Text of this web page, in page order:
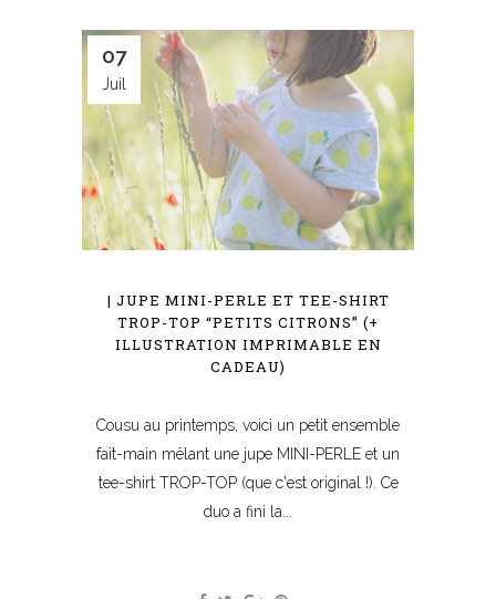
07
Juil
| JUPE MINI-PERLE ET TEE-SHIRT
TROP-TOP “PETITS CITRONS” (+
ILLUSTRATION IMPRIMABLE EN
CADEAU)
Cousu au printemps, voici un petit ensemble
fait-main mêlant une jupe MINI-PERLE et un
tee-shirt TROP-TOP (que c'est original !). Ce
duo a fini la...